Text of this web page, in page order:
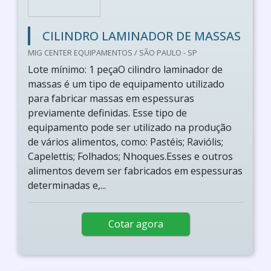
CILINDRO LAMINADOR DE MASSAS
MIG CENTER EQUIPAMENTOS / SÃO PAULO - SP
Lote mínimo: 1 peçaO cilindro laminador de
massas é um tipo de equipamento utilizado
para fabricar massas em espessuras
previamente definidas. Esse tipo de
equipamento pode ser utilizado na produção
de vários alimentos, como: Pastéis; Raviólis;
Capelettis; Folhados; Nhoques.Esses e outros
alimentos devem ser fabricados em espessuras
determinadas e,...
Cotar agora